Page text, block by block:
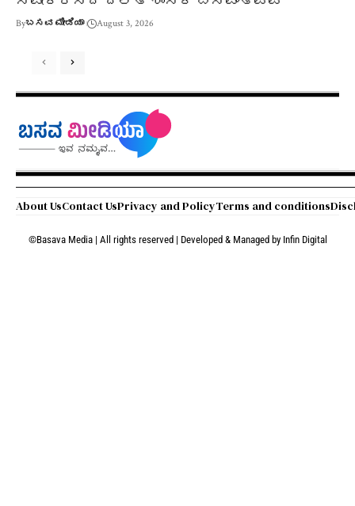
Byಬಸವ ಮೀಡಿಯಾ August 3, 2026
About UsContact UsPrivacy and PolicyTerms and conditions
©Basava Media | All rights reserved | Developed & Managed by Infin Digital